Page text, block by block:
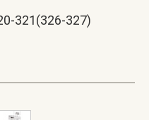
321(326-327)